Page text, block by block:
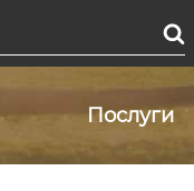
Послуги